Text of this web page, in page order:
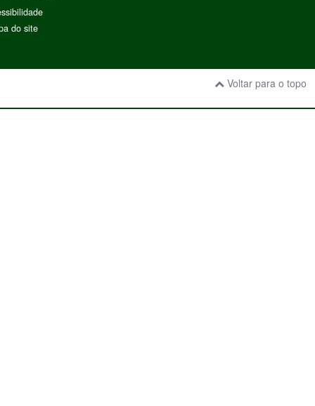
do site
Voltar para o topo